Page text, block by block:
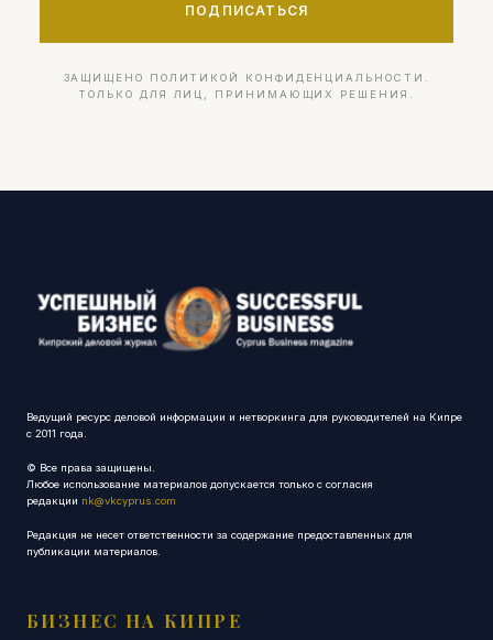
ПОДПИСАТЬСЯ
ЗАЩИЩЕНО ПОЛИТИКОЙ КОНФИДЕНЦИАЛЬНОСТИ.
ТОЛЬКО ДЛЯ ЛИЦ, ПРИНИМАЮЩИХ РЕШЕНИЯ.
Ведущий ресурс деловой информации и нетворкинга для руководителей на Кипре
с 2011 года.
© Все права защищены.
Любое использование материалов допускается только с согласия
редакции nk@vkcyprus.com
Редакция не несет ответственности за содержание предоставленных для
публикации материалов.
БИЗНЕС НА КИПРЕ